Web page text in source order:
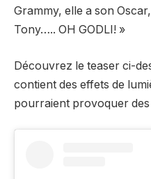
Grammy, elle a son
Tony….. OH GODLI! »
Découvrez le teaser ci-
contient des effets de
pourraient provoquer